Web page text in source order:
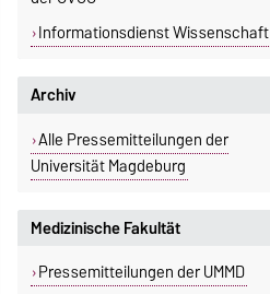
Informationsdienst Wissenschaft
Archiv
Alle Pressemitteilungen der
Universität Magdeburg
Medizinische Fakultät
Pressemitteilungen der UMMD